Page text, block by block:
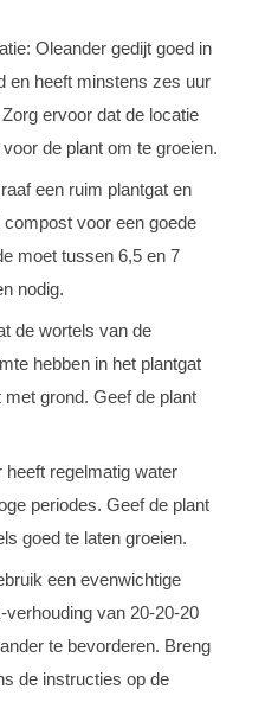
Oleander gedijt goed in
en heeft minstens zes uur
ervoor dat de locatie
de plant om te groeien.
een ruim plantgat en
voor een goede
moet tussen 6,5 en 7
nodig.
de wortels van de
hebben in het plantgat
grond. Geef de plant
heeft regelmatig water
periodes. Geef de plant
goed te laten groeien.
een evenwichtige
van 20-20-20
te bevorderen. Breng
de instructies op de